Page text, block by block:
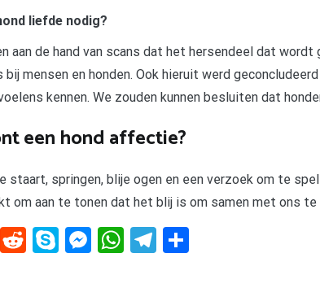
liefde nodig?
aan de hand van scans dat het hersendeel dat
mensen en honden. Ook hieruit werd
kennen. We zouden kunnen besluiten dat
een hond affectie?
staart, springen, blije ogen en een verzoek om te
om aan te tonen dat het blij is om samen met ons te
Twitter
RedditSkypeMessenger
WhatsApp
Telegram